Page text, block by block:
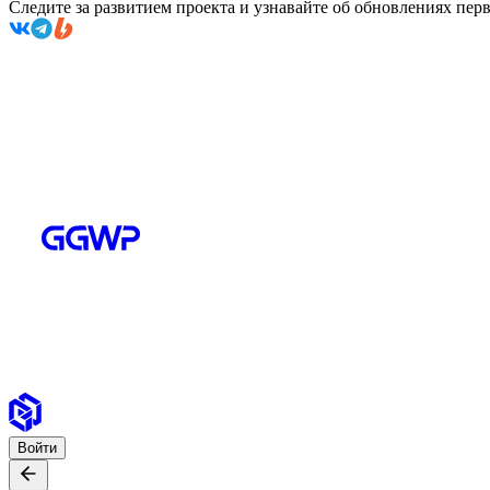
Следите за развитием проекта и узнавайте об обновлениях
Войти